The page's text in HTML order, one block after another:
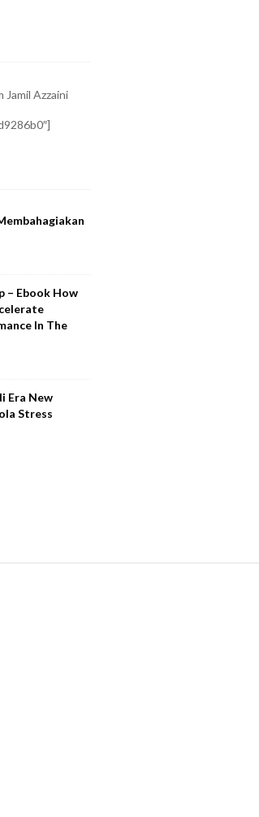
Azzaini
– Ebook How
In The
Era New
Stress